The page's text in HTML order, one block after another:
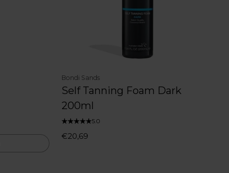
Bondi Sands
Self Tanning Foam Dark
200ml
5.0
€20,69